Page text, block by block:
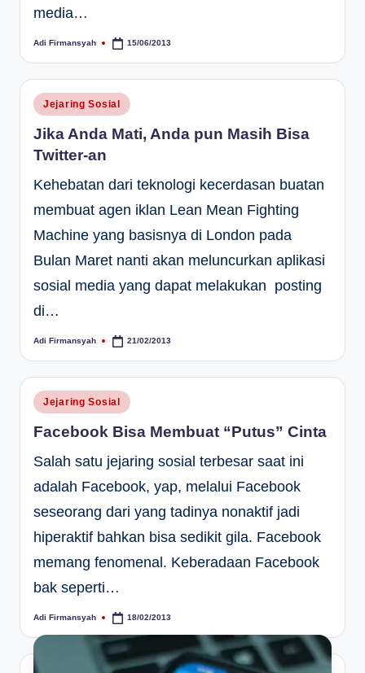
media…
Posted
Adi Firmansyah 15/06/2013
Posted
in
Jejaring Sosial
Jika Anda Mati, Anda pun Masih Bisa
Twitter-an
Kehebatan dari teknologi kecerdasan buatan
membuat agen iklan Lean Mean Fighting
Machine yang basisnya di London pada
Bulan Maret nanti akan meluncurkan aplikasi
sosial media yang dapat melakukan posting
di…
Posted
Adi Firmansyah 21/02/2013
Posted
in
Jejaring Sosial
Facebook Bisa Membuat “Putus” Cinta
Salah satu jejaring sosial terbesar saat ini
adalah Facebook, yap, melalui Facebook
seseorang dari yang tadinya nonaktif jadi
hiperaktif bahkan bisa sedikit gila. Facebook
memang fenomenal. Keberadaan Facebook
bak seperti…
Posted
Adi Firmansyah 18/02/2013